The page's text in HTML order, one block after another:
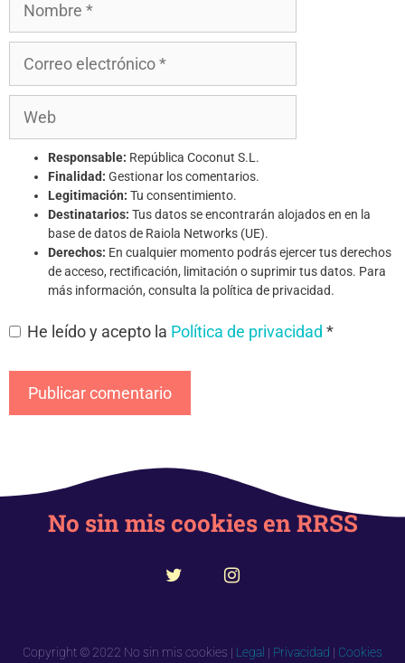
Responsable: República Coconut S.L.
Finalidad:Gestionar los comentarios.
Legitimación: Tu consentimiento.
Destinatarios: Tus datos se encontrarán alojados en en la
base de datos de Raiola Networks (UE).
Derechos: En cualquier momento podrás ejercer tus derechos
de acceso, rectificación, limitación o suprimir tus datos. Para
más información, consulta la política de privacidad.
He leído y acepto la Política de privacidad *
No sin mis cookies en RRSS
Copyright © 2022 No sin mis cookies | Legal | Privacidad | Cookies